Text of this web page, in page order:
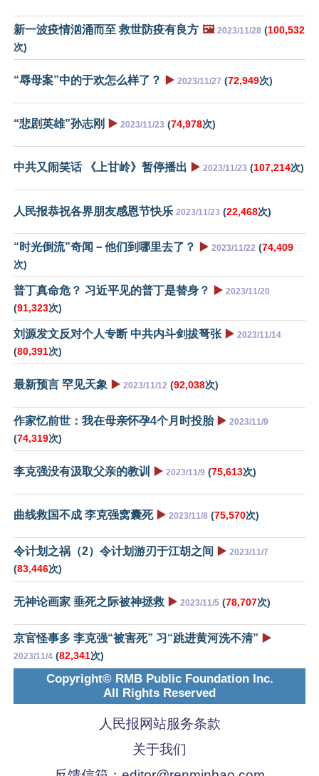
新一波疫情汹涌而至 救世防疫有良方 🖼️ 2023/11/28 (100,532
次)
“辱母案”中的于欢怎么样了？ ▶️ 2023/11/27 (72,949次)
“悲剧英雄”孙志刚 ▶️ 2023/11/23 (74,978次)
中共又闹笑话 《上甘岭》暂停播出 ▶️ 2023/11/23 (107,214次)
人民报恭祝各界朋友感恩节快乐 2023/11/23 (22,468次)
“时光倒流”奇闻－他们到哪里去了？ ▶️ 2023/11/22 (74,409
次)
普丁真命危？ 习近平见的普丁是替身？ ▶️ 2023/11/20
(91,323次)
刘源发文反对个人专断 中共内斗剑拔弩张 ▶️ 2023/11/14
(80,391次)
最新预言 罕见天象 ▶️ 2023/11/12 (92,038次)
作家忆前世：我在母亲怀孕4个月时投胎 ▶️ 2023/11/9
(74,319次)
李克强没有汲取父亲的教训 ▶️ 2023/11/9 (75,613次)
曲线救国不成 李克强窝囊死 ▶️ 2023/11/8 (75,570次)
令计划之祸（2）令计划游刃于江胡之间 ▶️ 2023/11/7
(83,446次)
无神论画家 垂死之际被神拯救 ▶️ 2023/11/5 (78,707次)
京官怪事多 李克强“被害死” 习“跳进黄河洗不清” ▶️
2023/11/4 (82,341次)
Copyright© RMB Public Foundation Inc.
All Rights Reserved
人民报网站服务条款
关于我们